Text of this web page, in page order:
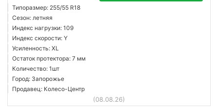
Типоразмер: 255/55 R18
Сезон: летняя
Индекс нагрузки: 109
Индекс скорости: Y
Усиленность: XL
Остаток протектора: 7 мм
Количество: 1шт
Город: Запорожье
Продавец: Колесо-Центр
(08.08.26)